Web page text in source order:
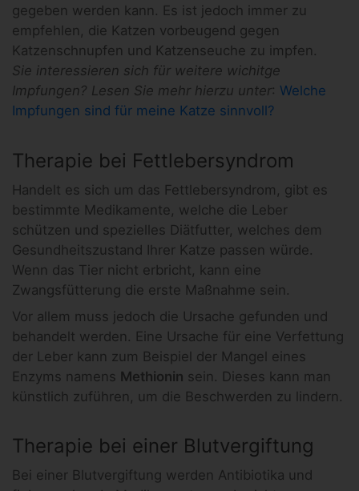
gegeben werden kann. Es ist jedoch immer zu
empfehlen, die Katzen vorbeugend gegen
Katzenschnupfen und Katzenseuche zu impfen.
Sie interessieren sich für weitere wichitge
Impfungen? Lesen Sie mehr hierzu unter: Welche
Impfungen sind für meine Katze sinnvoll?
Therapie bei Fettlebersyndrom
Handelt es sich um das Fettlebersyndrom, gibt es
bestimmte Medikamente, welche die Leber
schützen und spezielles Diätfutter, welches dem
Gesundheitszustand Ihrer Katze passen würde.
Wenn das Tier nicht erbricht, kann eine
Zwangsfütterung die erste Maßnahme sein.
Vor allem muss jedoch die Ursache gefunden und
behandelt werden. Eine Ursache für eine Verfettung
der Leber kann zum Beispiel der Mangel eines
Enzyms namens Methionin sein. Dieses kann man
künstlich zuführen, um die Beschwerden zu lindern.
Therapie bei einer Blutvergiftung
Bei einer Blutvergiftung werden Antibiotika und